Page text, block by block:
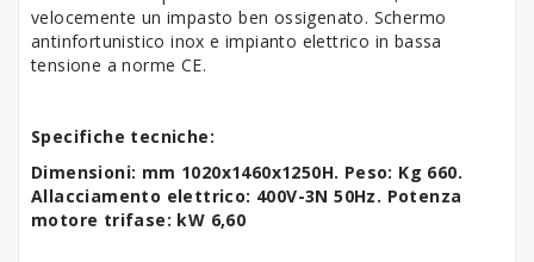
velocemente un impasto ben ossigenato. Schermo
antinfortunistico inox e impianto elettrico in bassa
tensione a norme CE.
Specifiche tecniche:
Dimensioni: mm 1020x1460x1250H. Peso: Kg 660.
Allacciamento elettrico: 400V-3N 50Hz. Potenza
motore trifase: kW 6,60